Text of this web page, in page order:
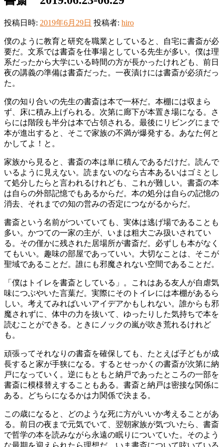
投稿日時: 2019年6月29日 投稿者: hiro
僕のように教育と研究を職業としていると、自宅に書斎が必
要だ。文系では書斎を仕事場としている先生が多い。僕は理
系だったから大学にいる時間の方が長かったけれども、前日
夜の講義の準備は書斎だった。一夜漬けには書斎が必須だっ
た。
僕の知り合いの先生の書斎は本で一杯だ。本棚には収まら
ず、床に積み上げられる。次第に廊下が本置き場になる。さ
らには階段も半分は本で占領される。最後にリビングにまで
本が進出すると、そこで家族の不満が爆発する。あなた何と
かしてよ！と。
家族から見ると、書斎の本は単に積んであるだけだ。読んで
いるように見えない。読まないのなら古本あるいはゴミとし
て処分したらと言われるけれども、これが難しい。書斎の本
は自らの外部記憶でもあるからだ。本の処分は自らの記憶の
消去、それまでの知の営みの否定につながるからだ。
書斎という名前がついていても、実体は逃げ場であることも
多い。かつての一家の主が、いまは粗大ごみ扱いされてい
る。その僅かに残された居場所が書斎だ。必ずしも本がなく
てもいい。趣味の部屋であっていい。大切なことは、そこが
聖域であることだ。誰にも邪魔されない空間であることだ。
「僕はトイレを書斎としている」。これはある友人が自虐気
味につぶやいた言葉だ。実際にそのトイレには本棚があるら
しい。考えてみればいいアイデアかもしれない。誰からも邪
魔されずに、体中の力を抜いて、ゆったりした気持ちで本を
読むことができる。ときにノックの嵐が吹き荒れるけれど
も。
頑張ってそれなりの書斎を確保しても、たとえば子どもが成
長すると家が手狭になる。するとせっかくの書斎が次第に納
戸になっていく。逆にもともと納戸であったところの一部を
書斎に模様替えすることもある。書斎と納戸は密接な関係に
ある。どちらになるかは力関係で決まる。
この歳になると、どのような死に方がいいか考えることがあ
る。前日の夜まで元気でいて、翌朝家族が気づいたら、書斎
で哲学の本を読みながら永遠の眠りについていた。そのよう
な最期を迎えられたら理想だ。いま書斎について呟いている